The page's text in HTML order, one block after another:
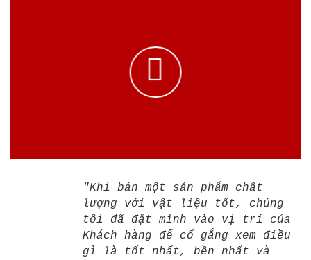
"Khi bán một sản phẩm chất
lượng với vật liệu tốt, chúng
tôi đã đặt mình vào vị trí của
Khách hàng để cố gắng xem điều
gì là tốt nhất, bền nhất và